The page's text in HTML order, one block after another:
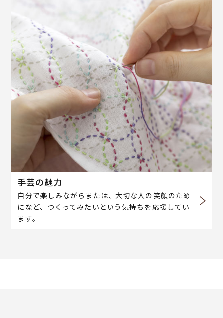
手芸の魅力
自分で楽しみながらまたは、大切な人の笑顔のため
になど、つくってみたいという気持ちを応援してい
ます。